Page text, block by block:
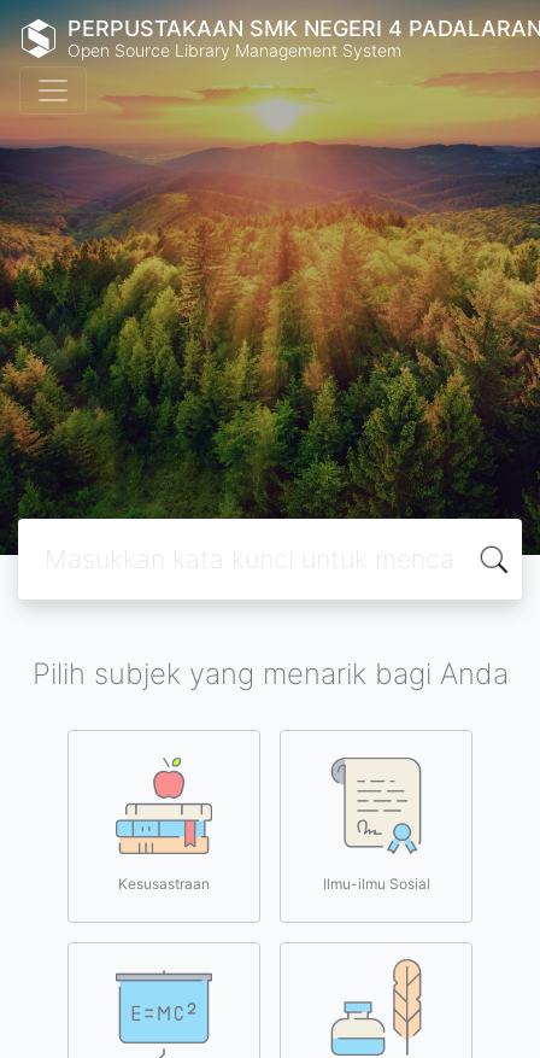
PERPUSTAKAAN SMK NEGERI 4
Open Source Library Management System
Pilih subjek yang menarik bagi Anda
Kesusastraan Ilmu-ilmu Sosial